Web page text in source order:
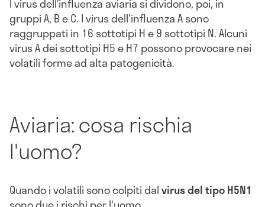
I virus dell’influenza aviaria si dividono, poi, in
gruppi A, B e C. I virus dell'influenza A sono
raggruppati in 16 sottotipi H e 9 sottotipi N. Alcuni
virus A dei sottotipi H5 e H7 possono provocare nei
volatili forme ad alta patogenicità.
Aviaria: cosa rischia
l'uomo?
Quando i volatili sono colpiti dalvirus del tipo H5N1